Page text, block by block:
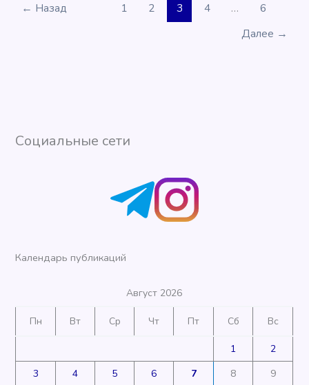
← Назад 1 2 3 4 …
6
Далее →
Социальные сети
Календарь публикаций
Август 2026
Пн Вт Ср Чт Пт Сб Вс
1
2
3
4 5 6 7 8 9